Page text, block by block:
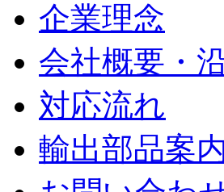
企業理念
会社概要・
対応流れ
輸出部品案内